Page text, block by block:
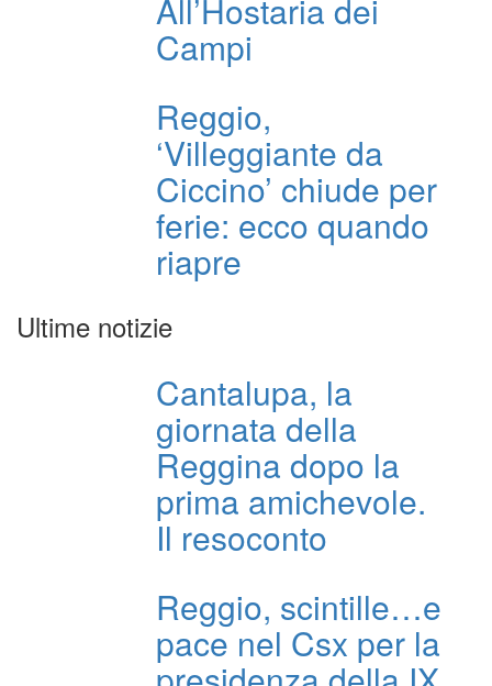
All’Hostaria dei
Campi
Reggio,
‘Villeggiante da
Ciccino’ chiude per
ferie: ecco quando
riapre
Ultime notizie
Cantalupa, la
giornata della
Reggina dopo la
prima amichevole.
Il resoconto
Reggio, scintille…e
pace nel Csx per la